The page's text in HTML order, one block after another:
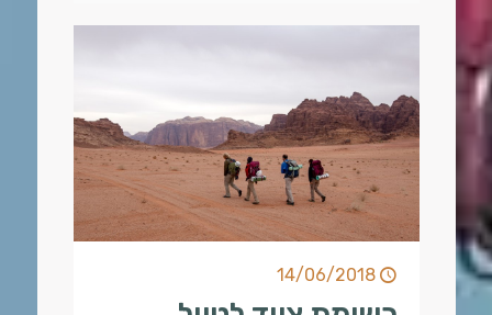
14/06/2018